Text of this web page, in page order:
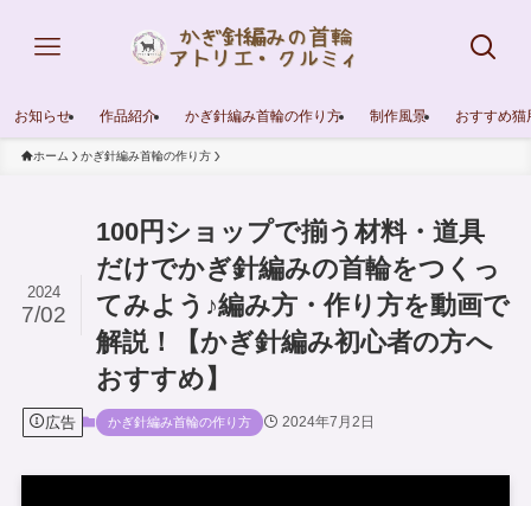
お知らせ 作品紹介 かぎ針編み首輪の作り方 制作風景 おすすめ猫
ホーム かぎ針編み首輪の作り方
100円ショップで揃う材料・道具
だけでかぎ針編みの首輪をつくっ
てみよう♪編み方・作り方を動画で
解説！【かぎ針編み初心者の方へ
おすすめ】
2024
7/02
広告 かぎ針編み首輪の作り方 2024年7月2日